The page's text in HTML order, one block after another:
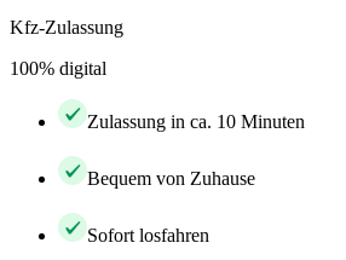
Kfz-Zulassung
100% digital
Zulassung in ca. 10 Minuten
Bequem von Zuhause
Sofort losfahren